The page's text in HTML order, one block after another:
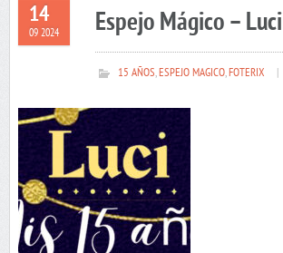
14
09 2024 Espejo Mágico – Luci
15 AÑOS,ESPEJO MAGICO,FOTERIX